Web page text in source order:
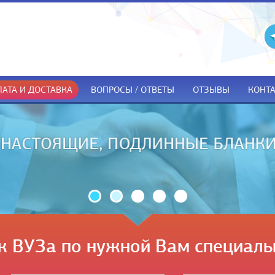
И ДОСТАВКА ВОПРОСЫ / ОТВЕТЫ ОТЗЫВЫ
ТОЛЬКО ПРИ
ВУЗа по нужной Вам